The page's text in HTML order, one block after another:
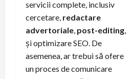
servicii complete, inclusiv
cercetare, redactare
advertoriale, post-editing,
și optimizare SEO. De
asemenea, ar trebui să ofere
un proces de comunicare